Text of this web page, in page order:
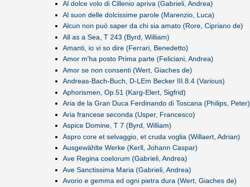
Al dolce volo di Cillenio apriva (Gabrieli, Andrea)
Al suon delle dolcissime parole (Marenzio, Luca)
Alcun non può saper da chi sia amato (Rore, Cipriano de)
All as a Sea, T 243 (Byrd, William)
Amanti, io vi so dire (Ferrari, Benedetto)
Amor m'ha posto Prima parte (Feliciani, Andrea)
Amor se non consenti (Wert, Giaches de)
Andreas-Bach-Buch, D-LEm Becker III.8.4 (Various)
Aphorismen, Op.51 (Karg-Elert, Sigfrid)
Aria de la Gran Duca Ferdinando di Toscana (Philips, Peter)
Aria francese seconda (Usper, Francesco)
Aspice Domine, T 7 (Byrd, William)
Aspro core et selvaggio, et cruda voglia (Willaert, Adrian)
Ausgewählte Werke (Kerll, Johann Caspar)
Ave Regina coelorum (Gabrieli, Andrea)
Ave Sanctissima Maria (Gabrieli, Andrea)
Avorio e gemma ed ogni pietra dura (Wert, Giaches de)